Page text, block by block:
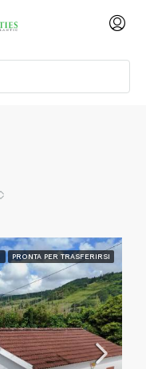
PRONTA PER TRASFERIRSI